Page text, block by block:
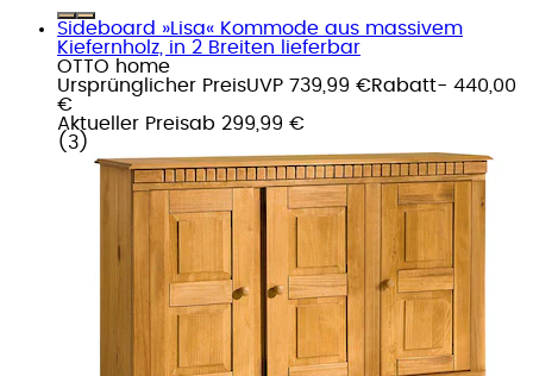
Sideboard »Lisa« Kommode aus massivem
Kiefernholz, in 2 Breiten lieferbar
OTTO home
Ursprünglicher PreisUVP 739,99 €Rabatt- 440,00
€
Aktueller Preisab 299,99 €
( 3 )